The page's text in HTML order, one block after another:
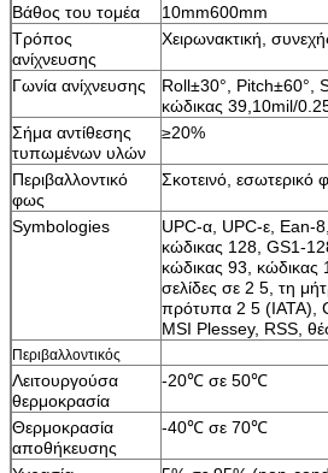
Βάθος του τομέα
10mm600mm
Τρόπος
ανίχνευσης
Χειρωνακτική,
Γωνία ανίχνευσης
Roll±30°, Pitch±60°,
κώδικας 39,10mil/
Σήμα αντίθεσης
τυπωμένων υλών
≥20%
Περιβαλλοντικό
φως
Σκοτεινό, εσωτερικό
Symbologies
UPC-α, UPC-ε, Ean-
κώδικας 128, GS1-
κώδικας 93, κώδικας
σελίδες σε 2 5, τη
πρότυπα 2 5 (IATA),
MSI Plessey, RSS,
Περιβαλλοντικός
Λειτουργούσα
θερμοκρασία
-20℃ σε 50℃
Θερμοκρασία
αποθήκευσης
-40℃ σε 70℃